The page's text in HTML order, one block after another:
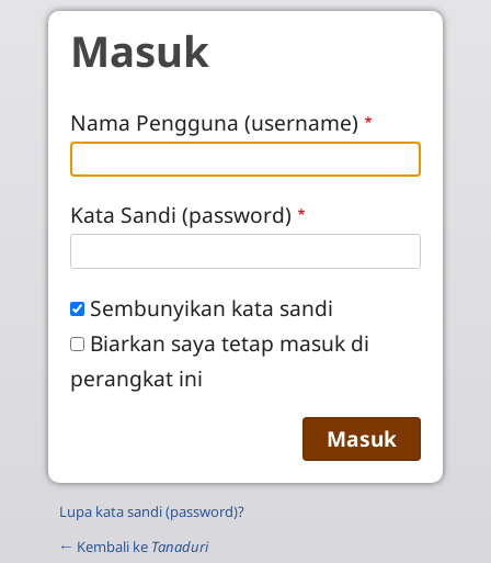
Skip to main content
Masuk
Nama Pengguna (username)
Kata Sandi (password)
Sembunyikan kata sandi
Biarkan saya tetap masuk di
perangkat ini
Lupa kata sandi (password)?
← Kembali ke Tanaduri